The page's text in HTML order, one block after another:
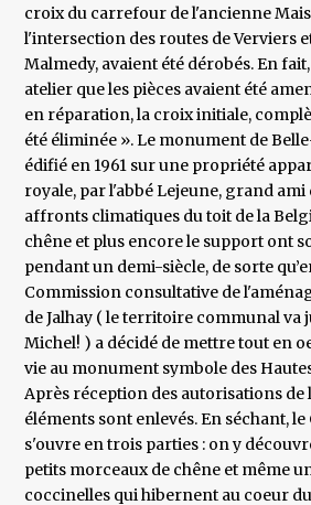
croix du carrefour de l'ancienne
l'intersection des routes de Verviers
Malmedy, avaient été dérobés. En
atelier que les pièces avaient été
en réparation, la croix initiale,
été éliminée ». Le monument de
édifié en 1961 sur une propriété
royale, par l'abbé Lejeune, grand ami
affronts climatiques du toit de la
chêne et plus encore le support ont
pendant un demi-siècle, de sorte
Commission consultative de
de Jalhay ( le territoire communal va
Michel! ) a décidé de mettre tout en
vie au monument symbole des
Après réception des autorisations de
éléments sont enlevés. En séchant,
s'ouvre en trois parties : on y
petits morceaux de chêne et même
coccinelles qui hibernent au coeur